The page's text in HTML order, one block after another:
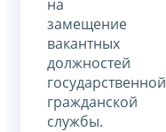
на
замещение
вакантных
должностей
государственной
гражданской
службы.